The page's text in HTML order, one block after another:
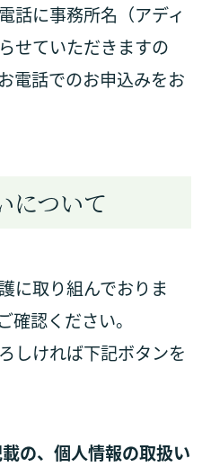
話に事務所名（アディ
せていただきますの
電話でのお申込みをお
について
に取り組んでおりま
確認ください。
しければ下記ボタンを
の、個人情報の取扱い